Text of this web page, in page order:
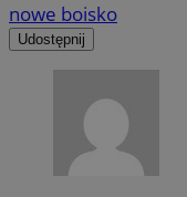
nowe boisko
Udostępnij